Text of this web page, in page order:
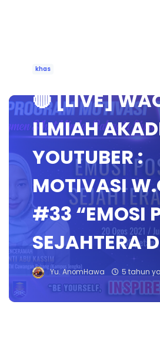
khas
🔴 [LIVE]
ILMIAH
YOUTUBER :
MOTIVASI
#33 “EMOSI
SEJAHTERA
Yu. AnomHawa 5 tahun